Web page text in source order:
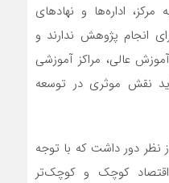
اداره‌ها و نهادهای
انجام پژوهش ندارند و
عالی، مراکز آموزشی
نقش موثری در توسعه
نظر دور داشت که با توجه
کوچک و کوچک‌تر